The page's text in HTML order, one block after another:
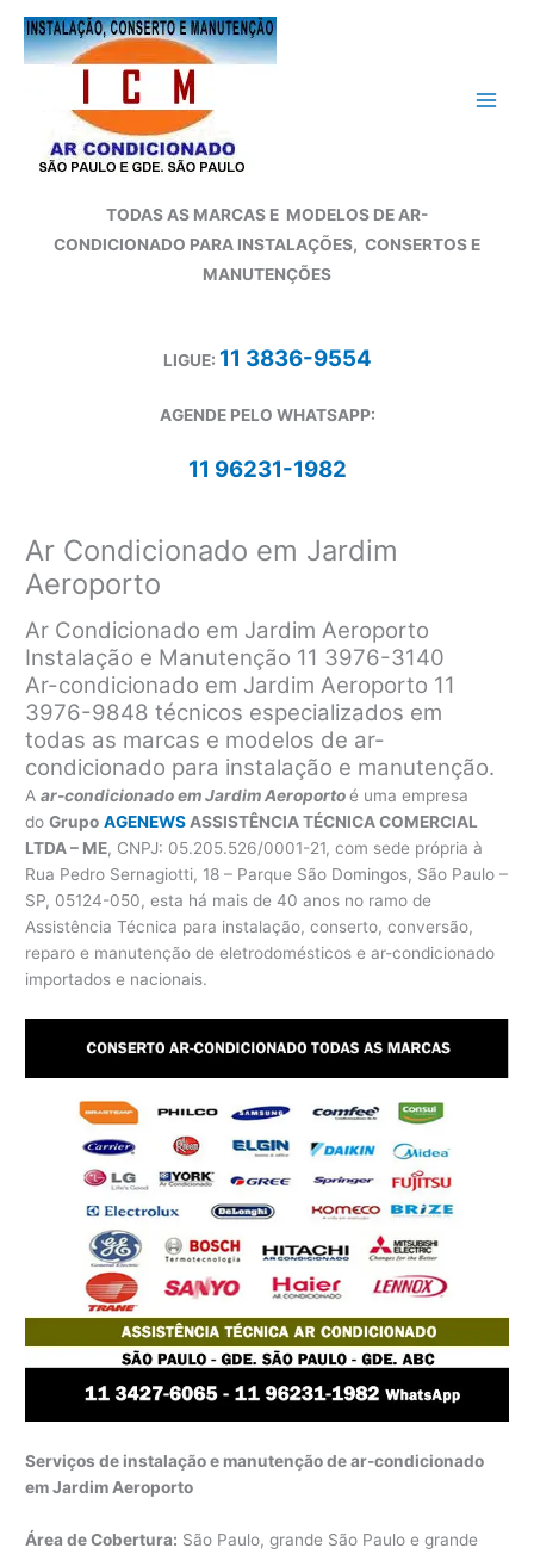
para
TODAS AS MARCAS E MODELOS DE AR-
CONDICIONADO PARA INSTALAÇÕES, CONSERTOS E
MANUTENÇÕES
LIGUE: 11 3836-9554
AGENDE PELO WHATSAPP:
11 96231-1982
Ar Condicionado em Jardim
Aeroporto
Ar Condicionado em Jardim Aeroporto
Instalação e Manutenção 11 3976-3140
Ar-condicionado em Jardim Aeroporto 11
3976-9848 técnicos especializados em
todas as marcas e modelos de ar-
condicionado para instalação e manutenção.
Aar-condicionado em Jardim Aeroportoé uma empresa
doGrupo AGENEWS ASSISTÊNCIA TÉCNICA COMERCIAL
LTDA – ME, CNPJ: 05.205.526/0001-21, com sede própria à
Rua Pedro Sernagiotti, 18 – Parque São Domingos, São Paulo –
SP, 05124-050, esta há mais de 40 anos no ramo de
Assistência Técnica para instalação, conserto, conversão,
reparo e manutenção de eletrodomésticos e ar-condicionado
importados e nacionais.
Serviços de instalação e manutenção de ar-condicionado
em Jardim Aeroporto
Área de Cobertura: São Paulo, grande São Paulo e grande